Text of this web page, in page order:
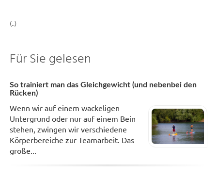
(..)
Für Sie gelesen
So trainiert man das Gleichgewicht (und nebenbei den
Rücken)
Wenn wir auf einem wackeligen
Untergrund oder nur auf einem Bein
stehen, zwingen wir verschiedene
Körperbereiche zur Teamarbeit. Das
große...